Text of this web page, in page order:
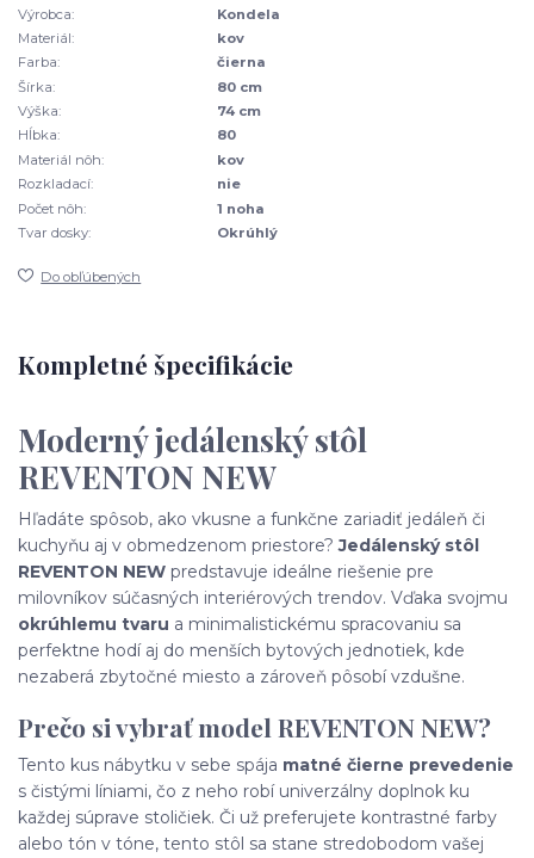
Výrobca:
Kondela
Materiál:
kov
Farba:
čierna
Šírka:
80 cm
Výška:
74 cm
Hĺbka:
80
Materiál nôh:
kov
Rozkladací:
nie
Počet nôh:
1 noha
Tvar dosky:
Okrúhlý
Do obľúbených
Kompletné špecifikácie
Moderný jedálenský stôl
REVENTON NEW
Hľadáte spôsob, ako vkusne a funkčne zariadiť jedáleň či
kuchyňu aj v obmedzenom priestore?Jedálenský stôl
REVENTON NEW predstavuje ideálne riešenie pre
milovníkov súčasných interiérových trendov. Vďaka svojmu
okrúhlemu tvaru a minimalistickému spracovaniu sa
perfektne hodí aj do menších bytových jednotiek, kde
nezaberá zbytočné miesto a zároveň pôsobí vzdušne.
Prečo si vybrať model REVENTON NEW?
Tento kus nábytku v sebe spája matné čierne prevedenie
s čistými líniami, čo z neho robí univerzálny doplnok ku
každej súprave stoličiek. Či už preferujete kontrastné farby
alebo tón v tóne, tento stôl sa stane stredobodom vašej